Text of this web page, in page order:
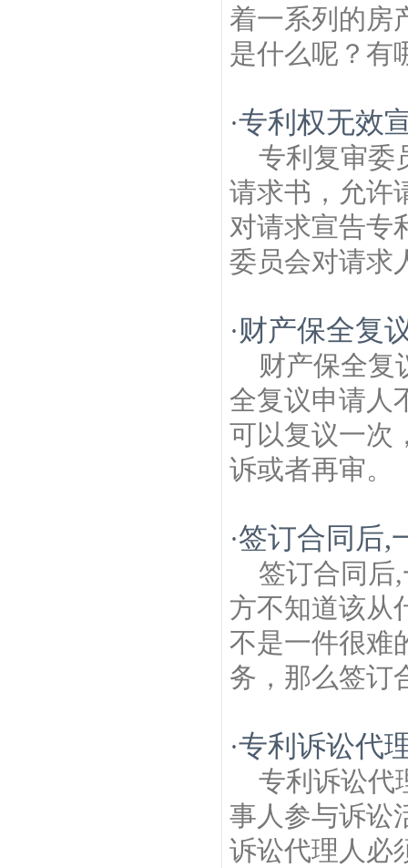
着一系列的房
是什么呢？有
·专利权无效
专利复审委
请求书，允许
对请求宣告专
委员会对请求
·财产保全复
财产保全复
全复议申请人
可以复议一次
诉或者再审。
·签订合同后,
签订合同后
方不知道该从
不是一件很难
务，那么签订
·专利诉讼代
专利诉讼代
事人参与诉讼
诉讼代理人必